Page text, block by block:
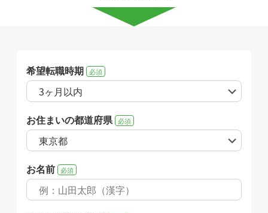
希望転職時期 必須
お住まいの都道府県 必須
お名前 必須